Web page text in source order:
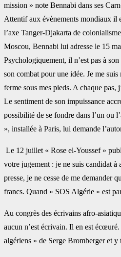
mission » note Bennabi dans ses
Attentif aux évènements mondiaux il
l’axe Tanger-Djakarta de
Moscou, Bennabi ‎lui adresse le 15
Psychologiquement, il n’est pas à
son combat pour une idée. Je me
ferme sous mes pieds. A ‎chaque
Le sentiment de son impuissance
possibilité de se fondre dans l’un ou
», installée à Paris, ‎lui demande
Le 12 juillet « Rose el-Youssef »
votre jugement : je ne suis candidat
presse, je ne cesse de me ‎demander
‎francs. Quand « SOS Algérie » est
Au congrès des écrivains afro-
aucun n’est écrivain. Il en est
algériens » de Serge Bromberger et